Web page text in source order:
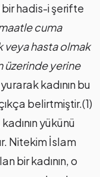
hadis-i şerifte
cuma
veya hasta olmak
üzerinde yerine
kadının bu
belirtmiştir.(1)
yükünü
Nitekim İslam
bir kadının, o